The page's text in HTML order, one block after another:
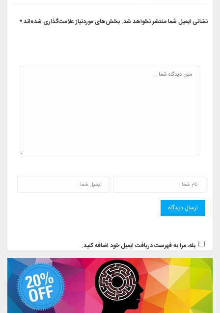
نشانی ایمیل شما منتشر نخواهد شد. بخش‌های موردنیاز علامت‌گذاری شده‌اند*
بله، مرا به فهرست دریافت ایمیل خود اضافه کنید.